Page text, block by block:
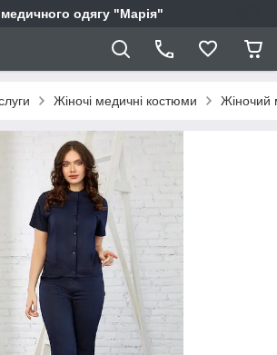
медичного одягу "Марія"
Жіночі медичні костюми Жіночий